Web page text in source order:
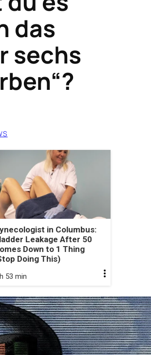
das
sechs
in Columbus:
Leakage After 50
Down to 1 Thing
Doing This)
53 min